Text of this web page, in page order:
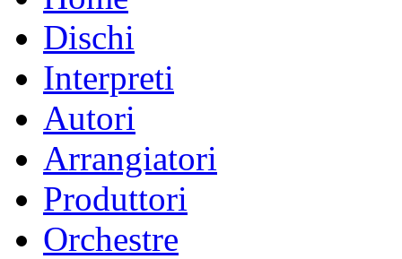
Dischi
Interpreti
Autori
Arrangiatori
Produttori
Orchestre